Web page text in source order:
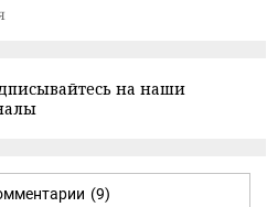
на наши
(9)